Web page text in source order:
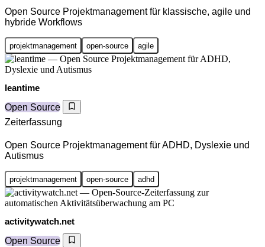
Open Source Projektmanagement für klassische, agile und
hybride Workflows
projektmanagement open-source agile
leantime
Open Source
Zeiterfassung
Open Source Projektmanagement für ADHD, Dyslexie und
Autismus
projektmanagement open-source adhd
activitywatch.net
Open Source